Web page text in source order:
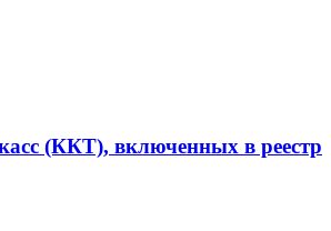
(ККТ), включенных в реестр